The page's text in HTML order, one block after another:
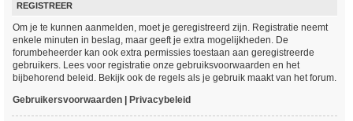
REGISTREER
Om je te kunnen aanmelden, moet je geregistreerd zijn. Registratie neemt
enkele minuten in beslag, maar geeft je extra mogelijkheden. De
forumbeheerder kan ook extra permissies toestaan aan geregistreerde
gebruikers. Lees voor registratie onze gebruiksvoorwaarden en het
bijbehorend beleid. Bekijk ook de regels als je gebruik maakt van het forum.
Gebruikersvoorwaarden | Privacybeleid